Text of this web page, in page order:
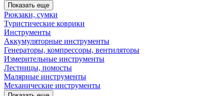
Показать еще
Рюкзаки, сумки
Туристические коврики
Инструменты
Аккумуляторные инструменты
Генераторы, компрессоры, вентиляторы
Измерительные инструменты
Лестницы, помосты
Малярные инструменты
Механические инструменты